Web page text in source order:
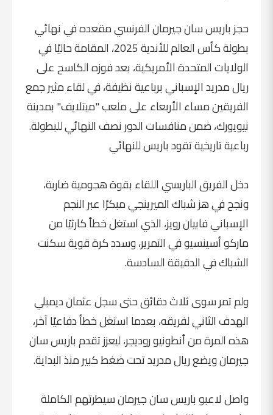
حجز باريس سان جيرمان الفرنسي مقعده في نهائي
بطولة كأس العالم للأندية 2025، المقامة حاليًا في
الولايات المتحدة الأمريكية، بعد فوزه الكاسح على
ريال مدريد الإسباني برباعية نظيفة، في لقاء مثير جمع
الفريقين مساء الأربعاء على ملعب "ميتلايف" بمدينة
نيويورك، ضمن منافسات الدور نصف النهائي للبطولة.
رباعية تاريخية تقود باريس للنهائي
دخل الفريق الباريسي اللقاء بقوة هجومية ضاربة،
ونجح في هز شباك الميرينجي مبكرًا عبر النجم
الإسباني فابيان رويز، الذي استغل خطأ كارثيًا من
ماركو أسينسيو في التمرير، وسدد كرة قوية سكنت
الشباك في الدقيقة السادسة.
ولم تمر سوى ثلاث دقائق حتى سجل عثمان ديمبلي
الهدف الثاني لفريقه، بعدما استغل خطأ دفاعيًا آخر،
هذه المرة من أنطونيو روديجر، ليعزز تقدم باريس سان
جيرمان ويضع ريال مدريد تحت ضغط كبير منذ البداية.
واصل لاعبو باريس سان جيرمان سيطرتهم الكاملة